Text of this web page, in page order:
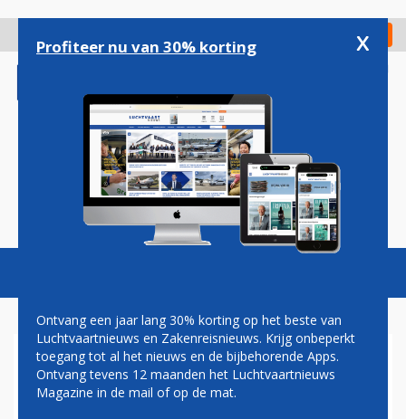
gaan
Check in
Magazine Podcasts Vacatures
ZHUKOVSKY INTERNATIONAL
AIRPORT
Profiteer nu van 30% korting x
Ontvang een jaar lang 30% korting op het beste van
Luchtvaartnieuws en Zakenreisnieuws. Krijg onbeperkt
toegang tot al het nieuws en de bijbehorende Apps.
Ontvang tevens 12 maanden het Luchtvaartnieuws
Magazine in de mail of op de mat.